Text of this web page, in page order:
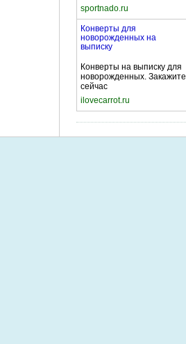
sportnado.ru
Конверты для
новорожденных на
выписку
Конверты на выписку для
новорожденных. Закажите
сейчас
ilovecarrot.ru